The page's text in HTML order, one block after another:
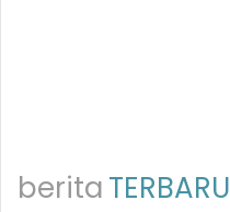
beritaTERBARU